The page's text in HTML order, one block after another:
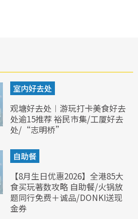
室内好去处
观塘好去处︱游玩打卡美食好去
处逾15推荐 裕民市集/工厦好去
处/“志明桥”
自助餐
【8月生日优惠2026】全港85大
食买玩著数攻略 自助餐/火锅放
题同行免费＋诚品/DONKI送现
金券